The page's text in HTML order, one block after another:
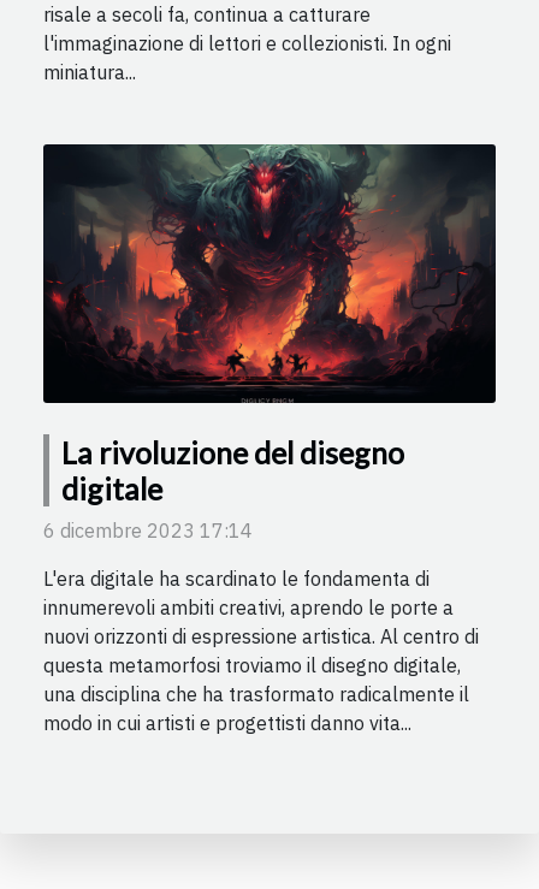
risale a secoli fa, continua a catturare
l'immaginazione di lettori e collezionisti. In ogni
miniatura...
La rivoluzione del disegno
digitale
6 dicembre 2023 17:14
L'era digitale ha scardinato le fondamenta di
innumerevoli ambiti creativi, aprendo le porte a
nuovi orizzonti di espressione artistica. Al centro di
questa metamorfosi troviamo il disegno digitale,
una disciplina che ha trasformato radicalmente il
modo in cui artisti e progettisti danno vita...